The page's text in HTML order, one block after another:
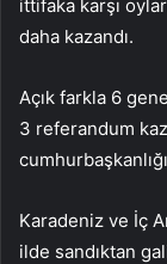
ittifaka karşı
daha kazandı.
Açık farkla 6
3 referandum
Karadeniz ve İç
ilde sandıktan